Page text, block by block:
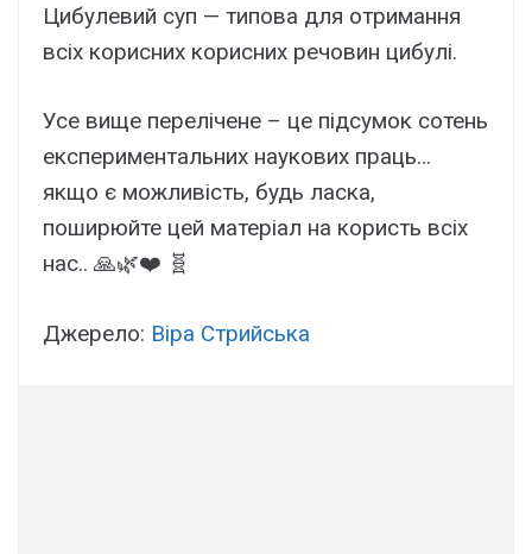
Цибулевий суп — типова для отримання
всіх корисних корисних речовин цибулі.
Усе вище перелічене – це підсумок сотень
експериментальних наукових праць…
якщо є можливість, будь ласка,
поширюйте цей матеріал на користь всіх
нас.. 🙏🌿❤️ 🧬
Джерело: Віра Стрийська